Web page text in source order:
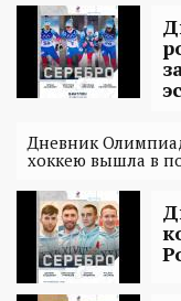
Дневник
хоккею вышла в